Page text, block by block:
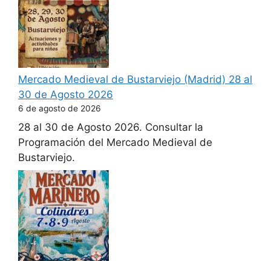
Mercado Medieval de Bustarviejo (Madrid) 28 al
30 de Agosto 2026
6 de agosto de 2026
28 al 30 de Agosto 2026. Consultar la
Programación del Mercado Medieval de
Bustarviejo.